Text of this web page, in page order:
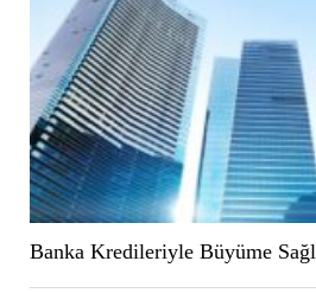
Banka Kredileriyle Büyüme